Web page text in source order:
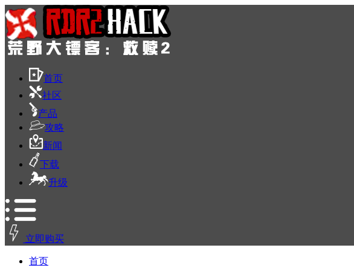
首页
社区
产品
攻略
新闻
下载
升级
立即购买
首页